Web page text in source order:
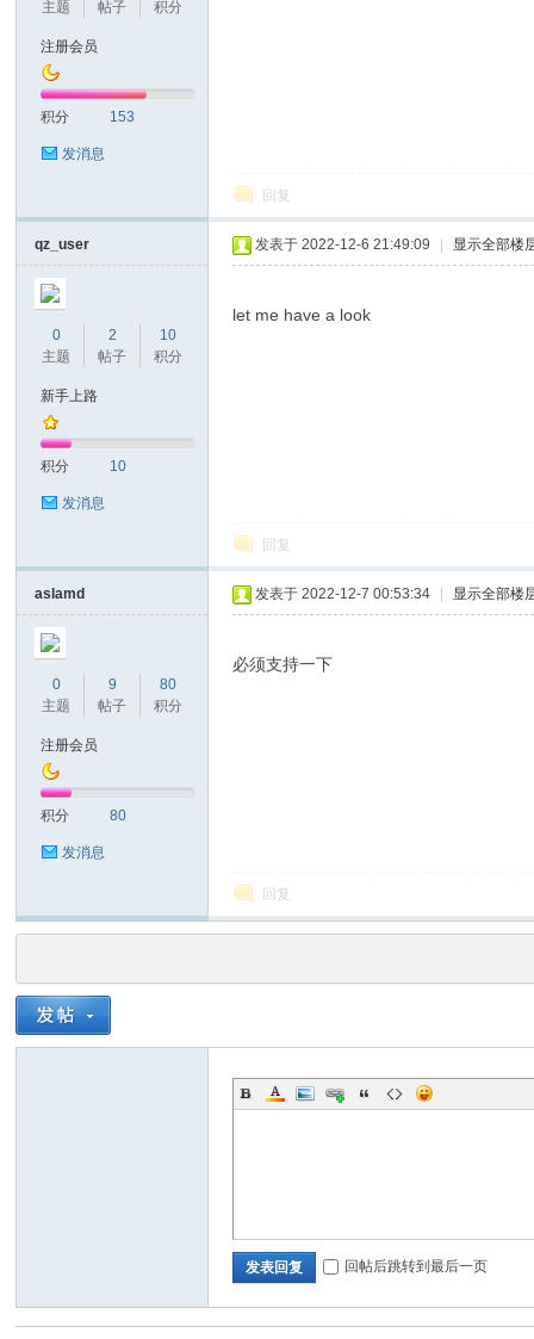
主题
帖子
积分
注册会员
积分 153
发消息
回复
qz_user
0
主题
2
帖子
10
积分
新手上路
积分 10
发消息
发表于 2022-12-6 21:49:09 显示全部楼
let me have a look
回复
aslamd
0
主题
9
帖子
80
积分
注册会员
积分 80
发消息
发表于 2022-12-7 00:53:34 显示全部楼
必须支持一下
回复
发表回复 回帖后跳转到最后一页